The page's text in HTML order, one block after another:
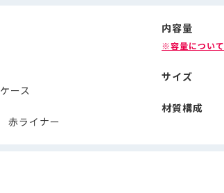
ース
赤ライナー
内容量
※容量について
サイズ
材質構成